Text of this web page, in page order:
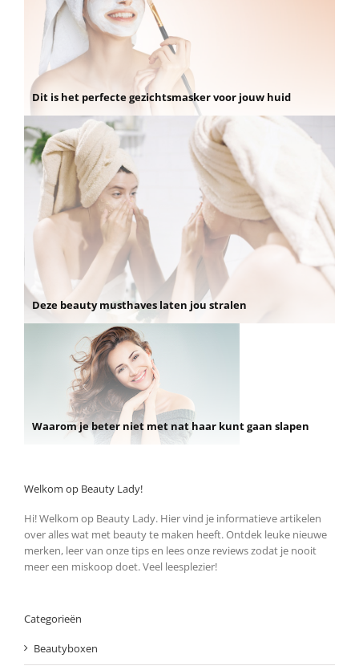
Dit is het perfecte gezichtsmasker voor jouw huid
Deze beauty musthaves laten jou stralen
Waarom je beter niet met nat haar kunt gaan slapen
Welkom op Beauty Lady!
Hi! Welkom op Beauty Lady. Hier vind je informatieve artikelen
over alles wat met beauty te maken heeft. Ontdek leuke nieuwe
merken, leer van onze tips en lees onze reviews zodat je nooit
meer een miskoop doet. Veel leesplezier!
Categorieën
Beautyboxen